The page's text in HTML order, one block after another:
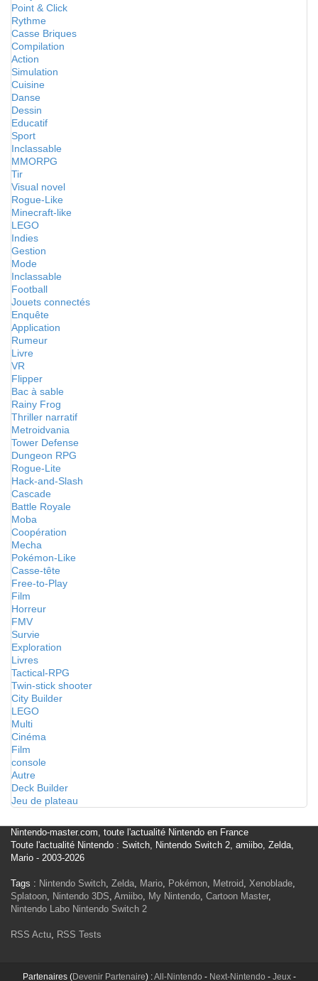
Point & Click
Rythme
Casse Briques
Compilation
Action
Simulation
Cuisine
Danse
Dessin
Educatif
Sport
Inclassable
MMORPG
Tir
Visual novel
Rogue-Like
Minecraft-like
LEGO
Indies
Gestion
Mode
Inclassable
Football
Jouets connectés
Enquête
Application
Rumeur
Livre
VR
Flipper
Bac à sable
Rainy Frog
Thriller narratif
Metroidvania
Tower Defense
Dungeon RPG
Rogue-Lite
Hack-and-Slash
Cascade
Battle Royale
Moba
Coopération
Mecha
Pokémon-Like
Casse-tête
Free-to-Play
Film
Horreur
FMV
Survie
Exploration
Livres
Tactical-RPG
Twin-stick shooter
City Builder
LEGO
Multi
Cinéma
Film
console
Autre
Deck Builder
Jeu de plateau
Nintendo-master.com, toute l'actualité Nintendo en France
Toute l'actualité Nintendo : Switch, Nintendo Switch 2, amiibo, Zelda,
Mario - 2003-2026
Tags : Nintendo Switch, Zelda, Mario, Pokémon, Metroid, Xenoblade,
Splatoon, Nintendo 3DS, Amiibo, My Nintendo, Cartoon Master,
Nintendo Labo Nintendo Switch 2
RSS Actu, RSS Tests
Partenaires (Devenir Partenaire) :All-Nintendo - Next-Nintendo - Jeux-